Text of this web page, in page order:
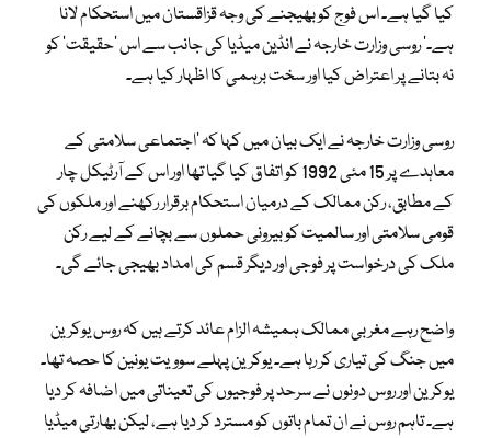
کیا گیا ہے۔ اس فوج کو بھیجنے کی وجہ قزاقستان میں استحکام لانا
ہے۔‘ روسی وزارت خارجہ نے انڈین میڈیا کی جانب سے اس ‘حقیقت’ کو
نہ بتانے پر اعتراض کیا اور سخت برہمی کا اظہار کیا ہے۔
روسی وزارت خارجہ نے ایک بیان میں کہا کہ ‘اجتماعی سلامتی کے
معاہدے پر 15 مئی 1992 کو اتفاق کیا گیا تھا اور اس کے آرٹیکل چار
کے مطابق، رکن ممالک کے درمیان استحکام برقرار رکھنے اور ملکوں کی
قومی سلامتی اور سالمیت کو بیرونی حملوں سے بچانے کے لیے رکن
ملک کی درخواست پر فوجی اور دیگر قسم کی امداد بھیجی جائے گی۔
واضح رہے مغربی ممالک ہمیشہ الزام عائد کرتے ہیں کہ روس یوکرین
میں جنگ کی تیاری کر رہا ہے۔ یوکرین پہلے سوویت یونین کا حصہ تھا۔
یوکرین اور روس دونوں نے سرحد پر فوجیوں کی تعیناتی میں اضافہ کر دیا
ہے۔ تاہم روس نے ان تمام باتوں کو مسترد کر دیا ہے، لیکن بھارتی میڈیا